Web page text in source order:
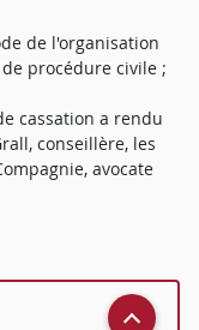
de l'organisation
procédure civile ;
cassation a rendu
conseillère, les
avocate